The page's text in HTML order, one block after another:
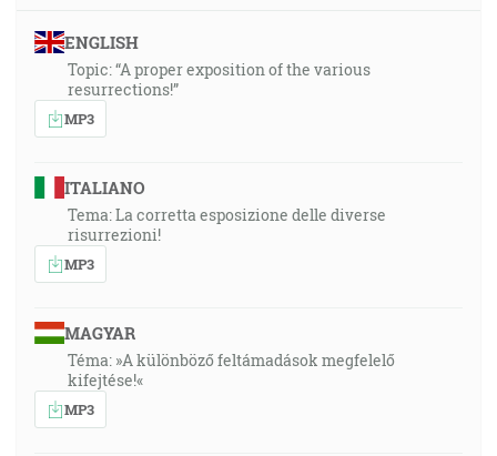
ENGLISH
Topic: “A proper exposition of the various
resurrections!”
MP3
ITALIANO
Tema: La corretta esposizione delle diverse
risurrezioni!
MP3
MAGYAR
Téma: »A különböző feltámadások megfelelő
kifejtése!«
MP3